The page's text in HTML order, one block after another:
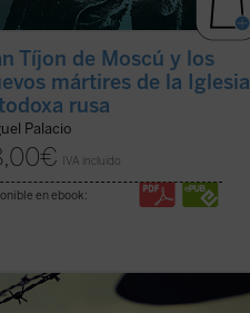
Tíjon de Moscú y los
mártires de la Iglesia
rusa
Palacio
€ IVA incluido
en ebook:
joven campesino austriaco, beato